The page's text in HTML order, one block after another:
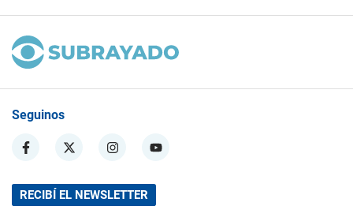
Seguinos
RECIBÍ EL NEWSLETTER